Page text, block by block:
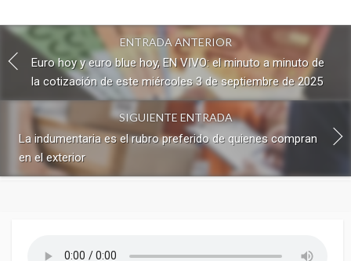
ENTRADA ANTERIOR
Euro hoy y euro blue hoy, EN VIVO: el minuto a minuto de
la cotización de este miércoles 3 de septiembre de 2025
SIGUIENTE ENTRADA
La indumentaria es el rubro preferido de quienes compran
en el exterior